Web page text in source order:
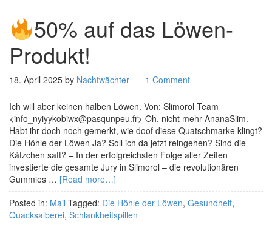
50% auf das Löwen-
Produkt!
18. April 2025 by Nachtwächter 1 Comment
Ich will aber keinen halben Löwen. Von: Slimorol Team
<info_nyiyykobiwx@pasqunpeu.fr> Oh, nicht mehr AnanaSlim.
Habt ihr doch noch gemerkt, wie doof diese Quatschmarke klingt?
Die Höhle der Löwen Ja? Soll ich da jetzt reingehen? Sind die
Kätzchen satt? – In der erfolgreichsten Folge aller Zeiten
investierte die gesamte Jury in Slimorol – die revolutionären
Gummies … [Read more…]
Posted in: Mail Tagged: Die Höhle der Löwen, Gesundheit,
Quacksalberei, Schlankheitspillen